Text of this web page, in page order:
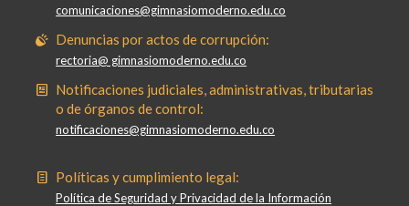
comunicaciones@gimnasiomoderno.edu.co
Denuncias por actos de corrupción:
rectoria@ gimnasiomoderno.edu.co
Notificaciones judiciales, administrativas, tributarias
o de órganos de control:
notificaciones@gimnasiomoderno.edu.co
Políticas y cumplimiento legal:
Política de Seguridad y Privacidad de la Información